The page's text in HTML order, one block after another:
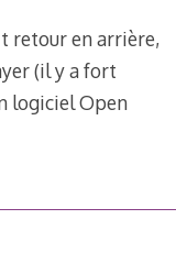
retour en arrière,
(il y a fort
logiciel Open